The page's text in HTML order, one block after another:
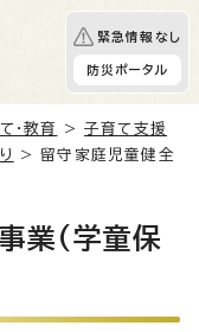
緊急情報なし
防災ポータル
・教育 >子育て支援
> 留守家庭児童健全
業(学童保